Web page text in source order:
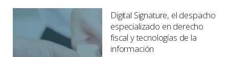
Digital Signature, el despacho
especializado en derecho
fiscal y tecnologías de la
información